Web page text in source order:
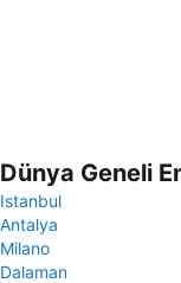
Dünya Geneli
Istanbul
Antalya
Milano
Dalaman